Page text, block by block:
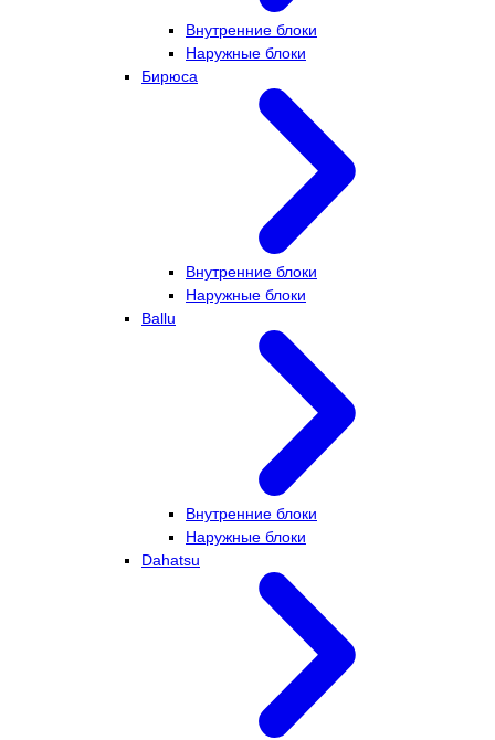
Внутренние блоки
Наружные блоки
Бирюса
Внутренние блоки
Наружные блоки
Ballu
Внутренние блоки
Наружные блоки
Dahatsu